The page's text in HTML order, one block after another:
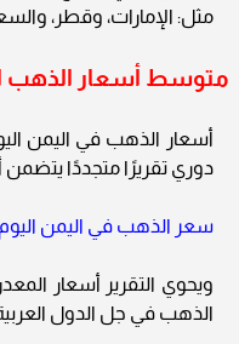
مثل: الإمارات، وقطر، والسعودية،
متوسط أسعار الذهب
أسعار الذهب في اليمن
دوري تقريرًا متجددًا يتضمن
سعر الذهب في اليمن اليوم
الذهب في جل الدول